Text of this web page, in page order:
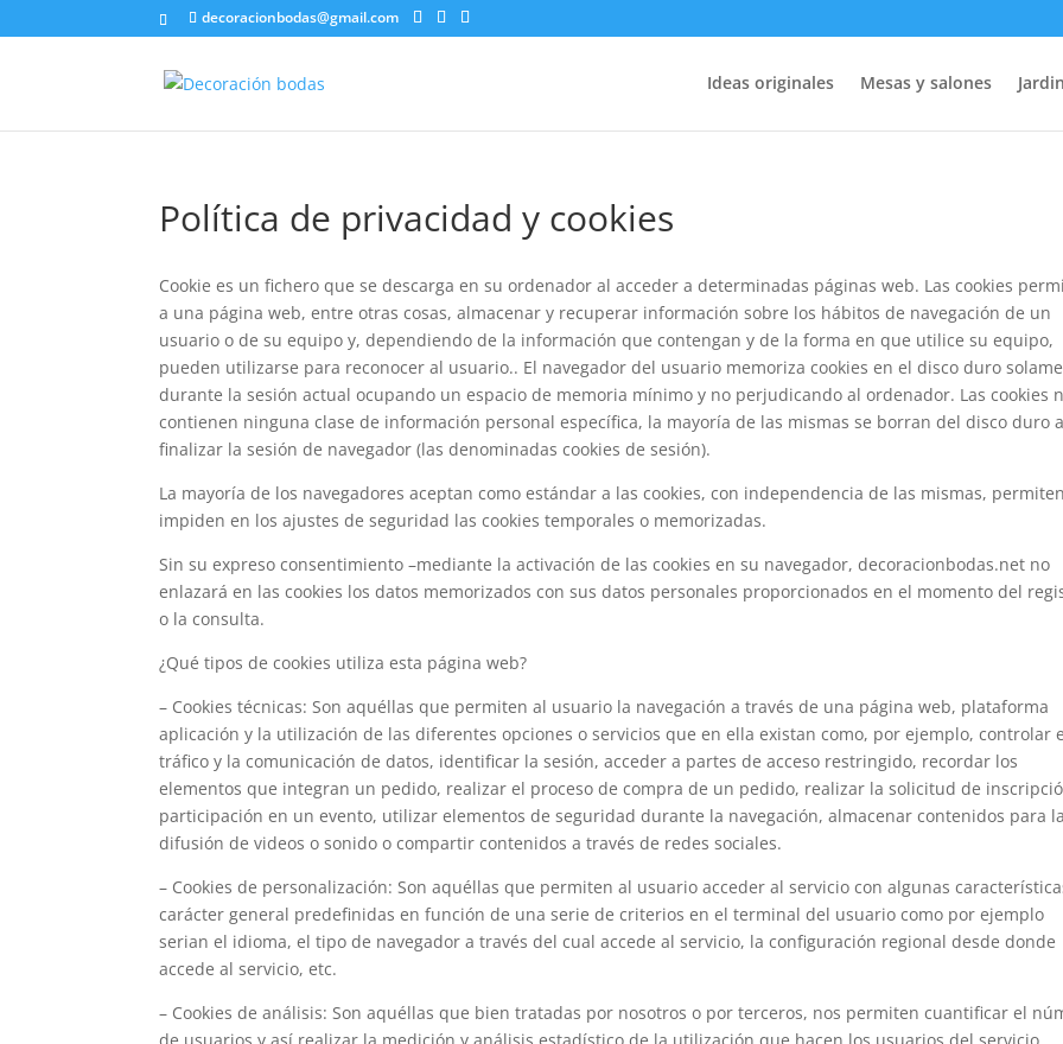
decoracionbodas@gmail.com
Ideas originales Mesas y salones
Política de privacidad y cookies
Cookie es un fichero que se descarga en su ordenador al acceder a determinadas páginas web. Las cookies
a una página web, entre otras cosas, almacenar y recuperar información sobre los hábitos de navegación de un
usuario o de su equipo y, dependiendo de la información que contengan y de la forma en que utilice su equipo,
pueden utilizarse para reconocer al usuario.. El navegador del usuario memoriza cookies en el disco duro
durante la sesión actual ocupando un espacio de memoria mínimo y no perjudicando al ordenador. Las cookies
contienen ninguna clase de información personal específica, la mayoría de las mismas se borran del disco duro
finalizar la sesión de navegador (las denominadas cookies de sesión).
La mayoría de los navegadores aceptan como estándar a las cookies, con independencia de las mismas,
impiden en los ajustes de seguridad las cookies temporales o memorizadas.
Sin su expreso consentimiento –mediante la activación de las cookies en su navegador, decoracionbodas.net no
enlazará en las cookies los datos memorizados con sus datos personales proporcionados en el momento del
o la consulta.
¿Qué tipos de cookies utiliza esta página web?
– Cookies técnicas: Son aquéllas que permiten al usuario la navegación a través de una página web, plataforma
aplicación y la utilización de las diferentes opciones o servicios que en ella existan como, por ejemplo, controlar
tráfico y la comunicación de datos, identificar la sesión, acceder a partes de acceso restringido, recordar los
elementos que integran un pedido, realizar el proceso de compra de un pedido, realizar la solicitud de
participación en un evento, utilizar elementos de seguridad durante la navegación, almacenar contenidos para la
difusión de videos o sonido o compartir contenidos a través de redes sociales.
– Cookies de personalización: Son aquéllas que permiten al usuario acceder al servicio con algunas
carácter general predefinidas en función de una serie de criterios en el terminal del usuario como por ejemplo
serian el idioma, el tipo de navegador a través del cual accede al servicio, la configuración regional desde donde
accede al servicio, etc.
– Cookies de análisis: Son aquéllas que bien tratadas por nosotros o por terceros, nos permiten cuantificar el